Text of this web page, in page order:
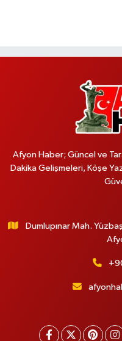
Afyon Haber; Güncel ve
Dakika Gelişmeleri, Köşe
Dumlupınar Mah.